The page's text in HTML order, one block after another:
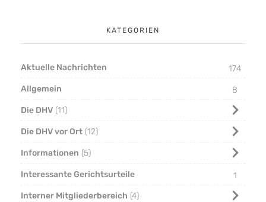
KATEGORIEN
Aktuelle Nachrichten
174
Allgemein
8
Die DHV 11
Die DHV vor Ort 12
Informationen 5
Interessante Gerichtsurteile
1
Interner Mitgliederbereich 4